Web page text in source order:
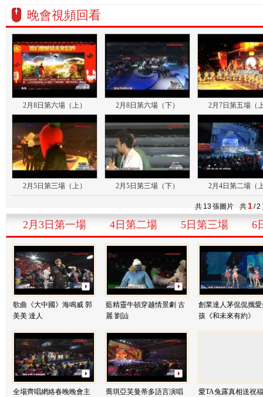
晚會視頻回看
2月8日第六場（上） 2月8日第六場（下） 2月7日第五場（
2月5日第三場（上） 2月5日第三場（下） 2月4日第二場（
共 13張圖片 共 1/2
2月3日第一場 4日第二場 5日第三場 6
歌曲《大中國》海鳴威 郭
美美 達人
藍精靈牛頓穿越情景劇 古
麗 劉訕
創業達人茅侃侃攜
孩《和未來有約》
全場齊唱網絡春晚晚會主
喬琪亞芙曼蒂多語言演唱
愛TA兔露真相送祝